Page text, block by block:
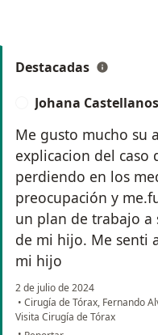
Destacadas
Johana Castellanos
Me gusto mucho su
explicacion del caso
perdiendo en los
preocupación y
un plan de trabajo a
de mi hijo. Me senti
mi hijo
2 de julio de 2024
• Cirugía de Tórax, Fernando
Visita Cirugía de Tórax
en opinión del usuario Johana